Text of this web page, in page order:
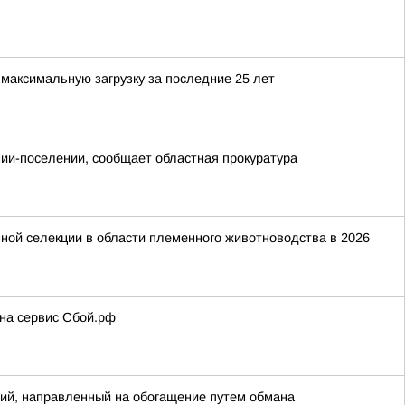
загрузку за последние 25 лет
поселении, сообщает областная прокуратура
селекции в области племенного животноводства в 2026
сервис Сбой.рф
направленный на обогащение путем обмана